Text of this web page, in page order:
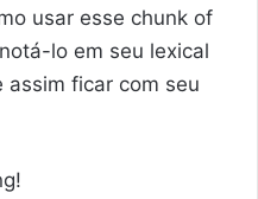
usar esse chunk of
lo em seu lexical
assim ficar com seu